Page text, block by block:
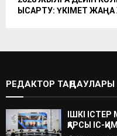
ҚЫСҚАРТУ: ҮКІМЕТ
РЕДАКТОР ТАҢДАУЛАРЫ
ІШКІ
ҚАРСЫ ІС-